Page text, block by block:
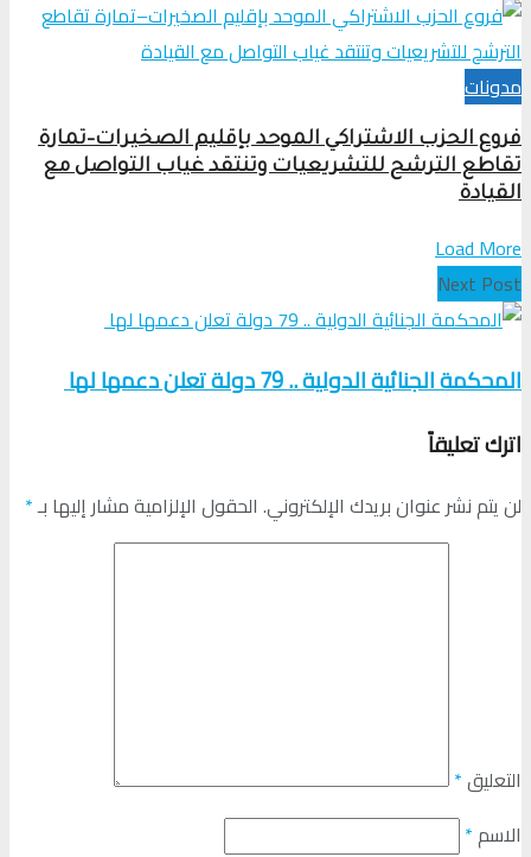
مدونات
فروع الحزب الاشتراكي الموحد بإقليم الصخيرات–تمارة
تقاطع الترشح للتشريعيات وتنتقد غياب التواصل مع
القيادة
Load More
Next Post
المحكمة الجنائية الدولية .. 79 دولة تعلن دعمها لها
اترك تعليقاً
لن يتم نشر عنوان بريدك الإلكتروني. الحقول الإلزامية مشار إليها بـ*
التعليق*
الاسم*